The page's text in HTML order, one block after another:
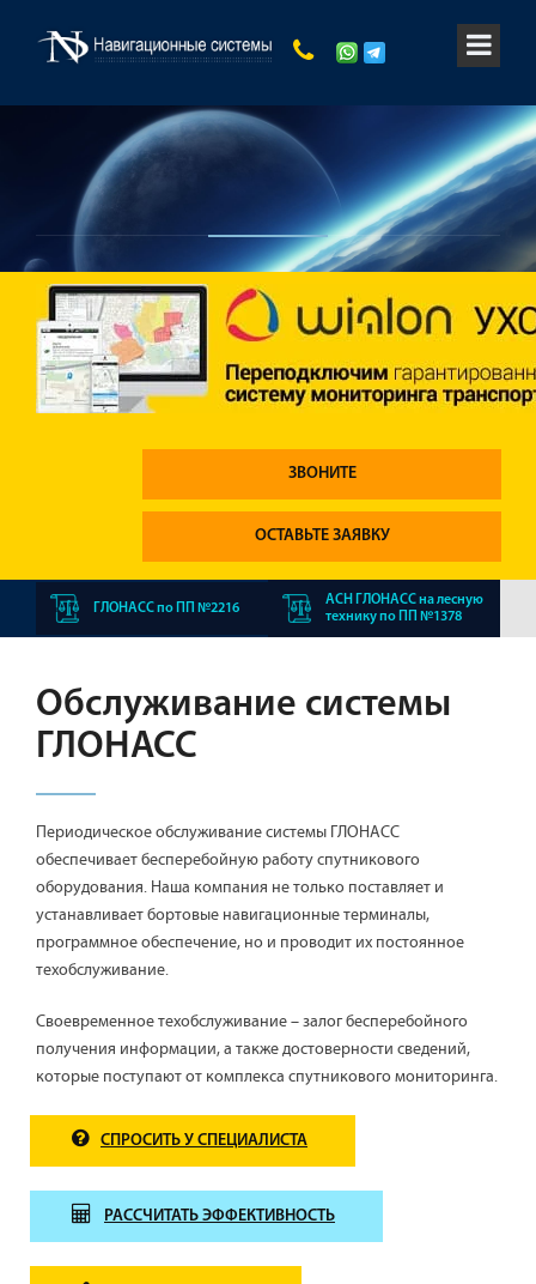
ЗВОНИТЕ
ОСТАВЬТЕ ЗАЯВКУ
ГЛОНАСС по ПП №2216
АСН ГЛОНАСС на лесную
технику по ПП №1378
Обслуживание системы
ГЛОНАСС
Периодическое обслуживание системы ГЛОНАСС
обеспечивает бесперебойную работу спутникового
оборудования. Наша компания не только поставляет и
устанавливает бортовые навигационные терминалы,
программное обеспечение, но и проводит их постоянное
техобслуживание.
Своевременное техобслуживание – залог бесперебойного
получения информации, а также достоверности сведений,
которые поступают от комплекса спутникового мониторинга.
СПРОСИТЬ У СПЕЦИАЛИСТА
РАССЧИТАТЬ ЭФФЕКТИВНОСТЬ